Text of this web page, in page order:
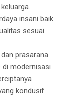
insani baik
sesuai
prasarana
di modernisasi
kondusif.